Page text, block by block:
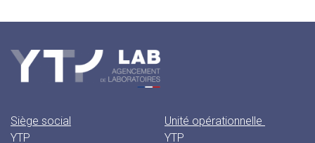
Siège social
YTP
Unité opérationnelle
YTP